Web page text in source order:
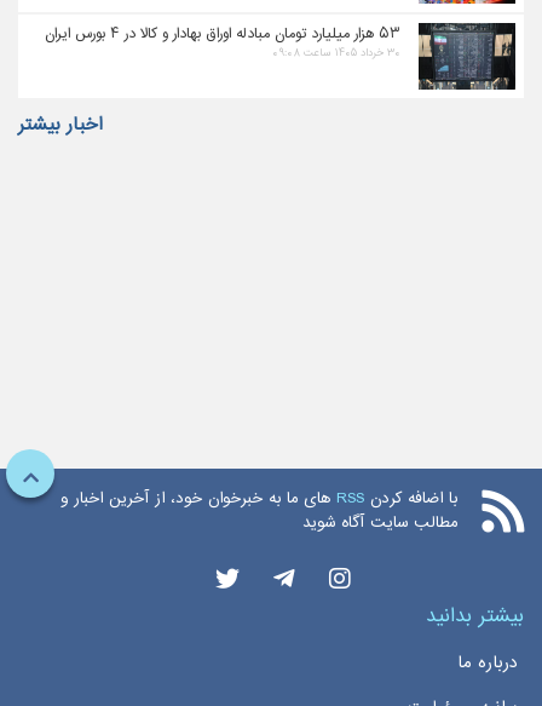
۵۳ هزار میلیارد تومان مبادله اوراق بهادار و کالا در ۴ بورس ایران
۳۰ خرداد ۱۴۰۵ ساعت ۰۹:۰۸
اخبار بیشتر
با اضافه کردن RSS های ما به خبرخوان خود، از آخرین اخبار و
مطالب سایت آگاه شوید
بیشتر بدانید
درباره ما